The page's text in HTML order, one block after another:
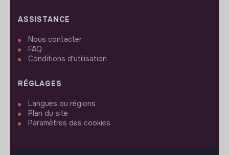
ASSISTANCE
Nous contacter
FAQ
Conditions d'utilisation
RÉGLAGES
Langues ou régions
Plan du site
Paramètres des cookies